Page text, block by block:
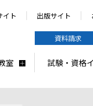
室 試験・資格
イト 出版サイト
資料請求